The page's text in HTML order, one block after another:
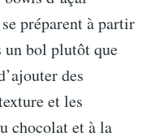
préparent à partir
un bol plutôt que
des
et les
chocolat et à la